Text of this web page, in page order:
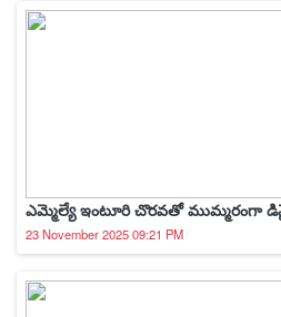
ఎమ్మెల్యే ఇంటూరి చొరవతో ముమ్మరంగా
23 November 2025 09:21 PM